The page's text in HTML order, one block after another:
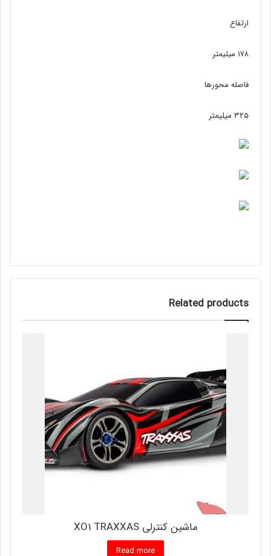
ارتفاع
۱۷۸ میلیمتر
فاصله محورها
۳۲۵ میلیمتر
Related products
ماشین کنترلی XO1 TRAXXAS
Read more